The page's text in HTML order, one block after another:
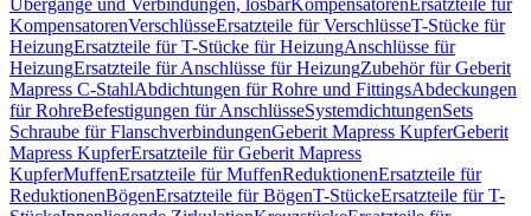
Übergänge und Verbindungen, lösbarKompensatorenErsatzteile für
KompensatorenVerschlüsseErsatzteile für VerschlüsseT-Stücke für
HeizungErsatzteile für T-Stücke für HeizungAnschlüsse für
HeizungErsatzteile für Anschlüsse für HeizungZubehör für Geberit
Mapress C-StahlAbdichtungen für Rohre und FittingsAbdeckungen
für RohreBefestigungen für AnschlüsseSystemdichtungenSets
Schraube für FlanschverbindungenGeberit Mapress KupferGeberit
Mapress KupferErsatzteile für Geberit Mapress
KupferMuffenErsatzteile für MuffenReduktionenErsatzteile für
ReduktionenBögenErsatzteile für BögenT-StückeErsatzteile für T-